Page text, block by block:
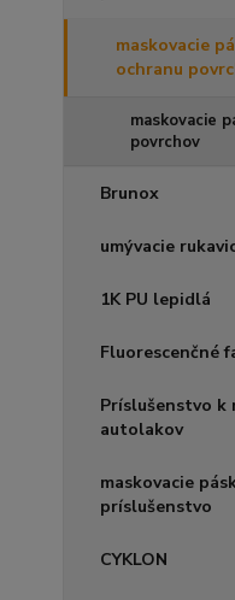
maskovacie
ochranu
maskovacie
povrchov
Brunox
umývacie
1K PU lepidlá
Fluorescenčné
Príslušenstvo k
autolakov
maskovacie
príslušenstvo
CYKLON